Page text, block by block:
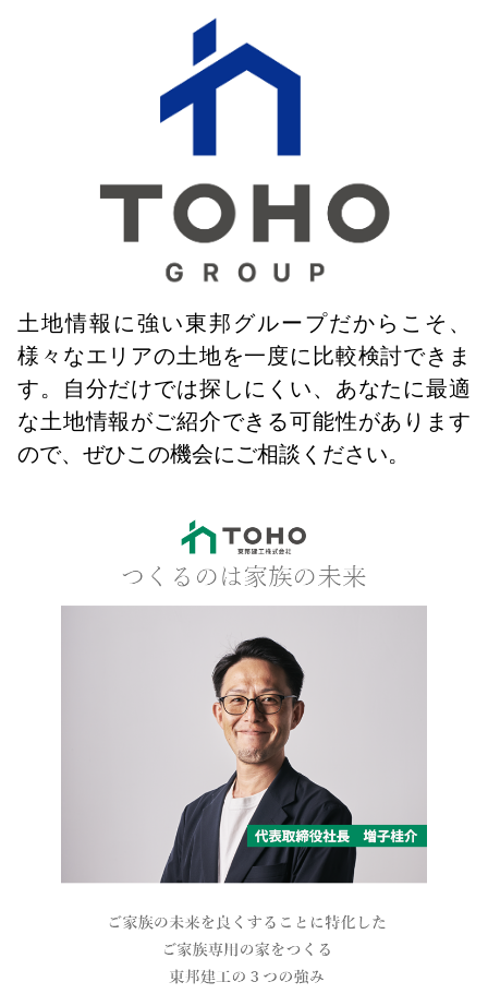
土地情報に強い東邦グループだからこそ、
様々なエリアの土地を一度に比較検討できま
す。自分だけでは探しにくい、あなたに最適
な土地情報がご紹介できる可能性があります
ので、ぜひこの機会にご相談ください。